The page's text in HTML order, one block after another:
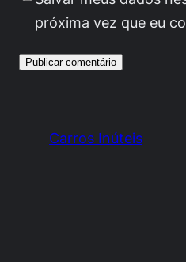
próxima vez que eu
Carros Inúteis